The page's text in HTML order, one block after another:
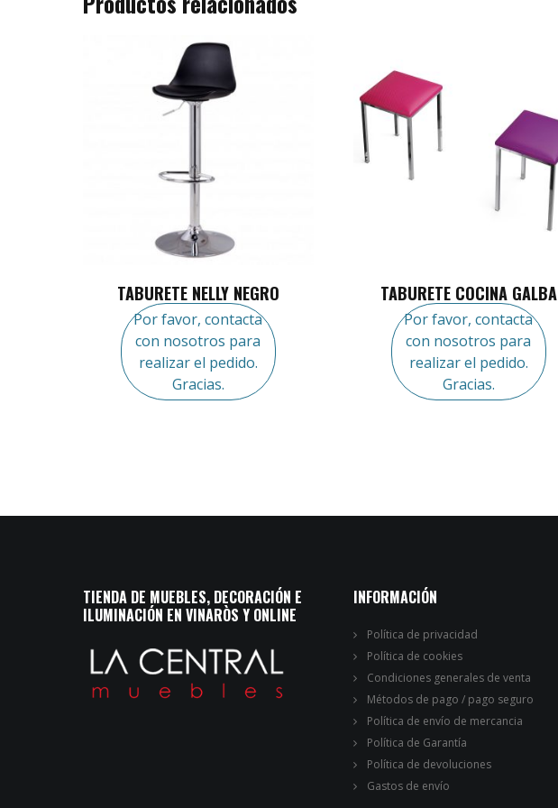
TABURETE NELLY NEGRO
Por favor, contacta
con nosotros para
realizar el pedido.
Gracias.
TABURETE COCINA GALBA
Por favor, contacta
con nosotros para
realizar el pedido.
Gracias.
TIENDA DE MUEBLES, DECORACIÓN E
ILUMINACIÓN EN VINARÒS Y ONLINE
INFORMACIÓN
Política de privacidad
Política de cookies
Condiciones generales de venta
Métodos de pago / pago seguro
Política de envío de mercancia
Política de Garantía
Política de devoluciones
Gastos de envío